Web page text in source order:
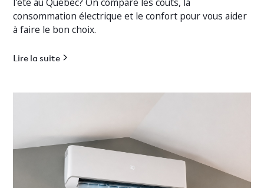
consommation électrique et le confort pour vous aider
à faire le bon choix.
Lire la suite